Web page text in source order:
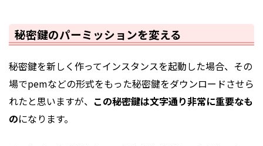
秘密鍵のパーミッションを変える
秘密鍵を新しく作ってインスタンスを起動した場合、その
場でpemなどの形式をもった秘密鍵をダウンロードさせら
れたと思いますが、 この秘密鍵は文字通り非常に重要なも
のになります。